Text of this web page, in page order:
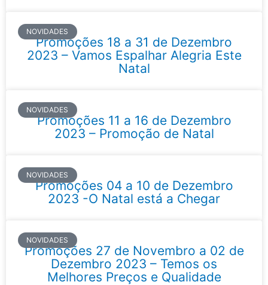
NOVIDADES
Promoções 18 a 31 de Dezembro
2023 – Vamos Espalhar Alegria Este
Natal
NOVIDADES
Promoções 11 a 16 de Dezembro
2023 – Promoção de Natal
NOVIDADES
Promoções 04 a 10 de Dezembro
2023 -O Natal está a Chegar
NOVIDADES
Promoções 27 de Novembro a 02 de
Dezembro 2023 – Temos os
Melhores Preços e Qualidade